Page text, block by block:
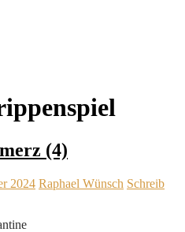
(4)
2024 Raphael Wünsch Schreib